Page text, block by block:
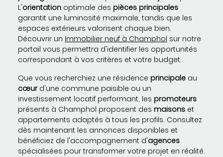
L'orientation optimale des pièces principales
garantit une luminosité maximale, tandis que les
espaces extérieurs valorisent chaque bien.
Découvrir un Immobilier neuf à Champhol sur notre
portail vous permettra d'identifier les opportunités
correspondant à vos critères et votre budget.
Que vous recherchiez une résidence principale au
cœurd'une commune paisible ou un
investissement locatif performant, les promoteurs
présents à Champhol proposent des maisons et
appartements adaptés à tous les profils. Consultez
dès maintenant les annonces disponibles et
bénéficiez de l'accompagnement d'agences
spécialisées pour transformer votre projet en réalité.